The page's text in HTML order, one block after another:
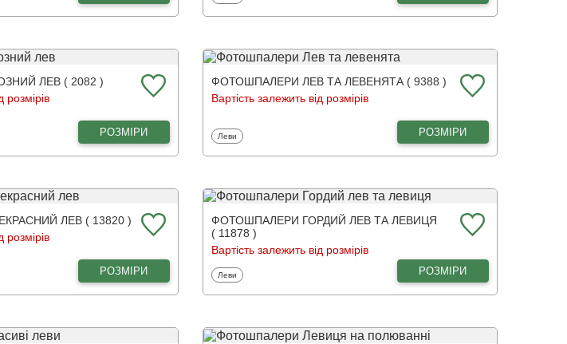
ЛЕВ ( 2082 )
розмірів
РОЗМІРИ
ФОТОШПАЛЕРИ ЛЕВ ТА ЛЕВЕНЯТА ( 9388 )
Вартість залежить від розмірів
Фотошпалери
Леви РОЗМІРИ
ЛЕВ ( 13820 )
розмірів
РОЗМІРИ
ФОТОШПАЛЕРИ ГОРДИЙ ЛЕВ ТА ЛЕВИЦЯ
( 11878 )
Вартість залежить від розмірів
Фотошпалери
Леви РОЗМІРИ